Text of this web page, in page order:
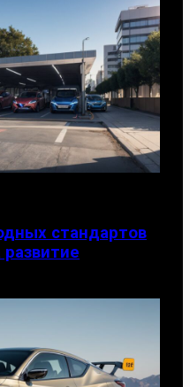
стандартов